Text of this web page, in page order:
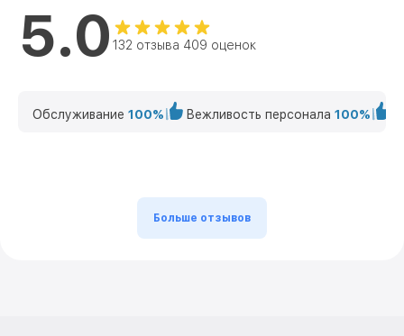
5.0 132 отзыва 409 оценок
Обслуживание 100% Вежливость персонала 100%
Больше отзывов